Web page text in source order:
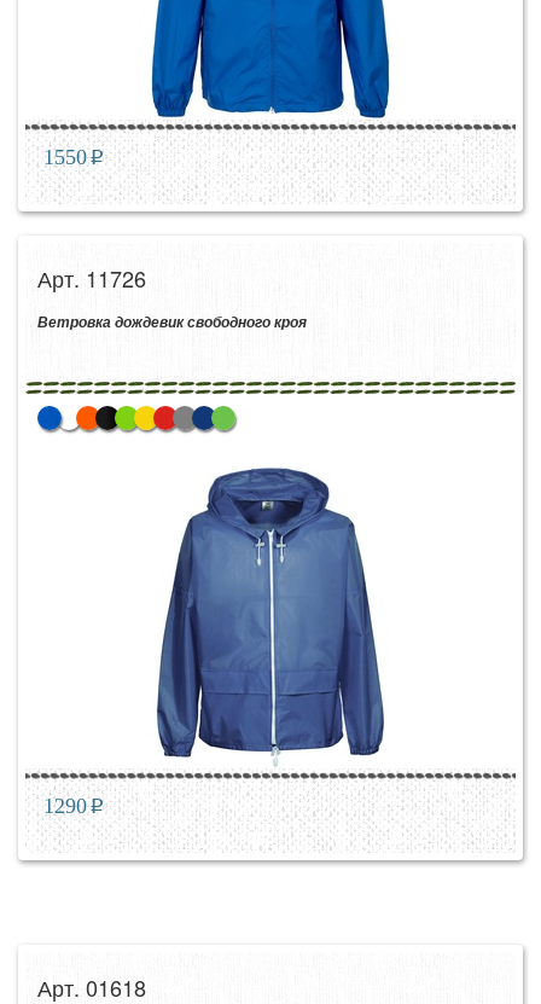
1550p
Арт. 11726
Ветровка дождевик свободного кроя
1290p
Арт. 01618